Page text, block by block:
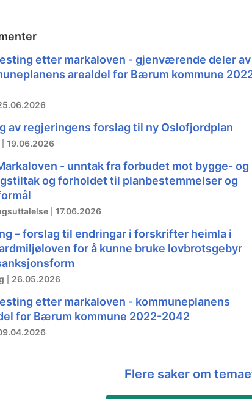
etter markaloven - gjenværende deler av
arealdel for Bærum kommune
av regjeringens forslag til ny Oslofjordplan
19.06.2026
- unntak fra forbudet mot bygge- og
og forholdet til planbestemmelser og
17.06.2026
– forslag til endringar i forskrifter heimla i
for å kunne bruke lovbrotsgebyr
26.05.2026
etter markaloven - kommuneplanens
for Bærum kommune 2022-2042
Flere saker om